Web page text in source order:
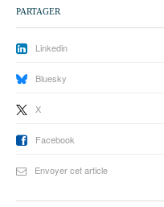
PARTAGER
Linkedin
Bluesky
X
Facebook
Envoyer cet article